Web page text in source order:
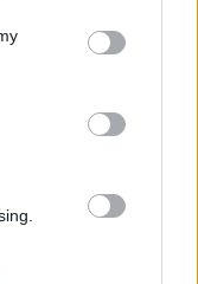
městské části
městských částí
nějaké
SO způsobí?
i zahloubenou
tunel pod
Suchdola
neměl být